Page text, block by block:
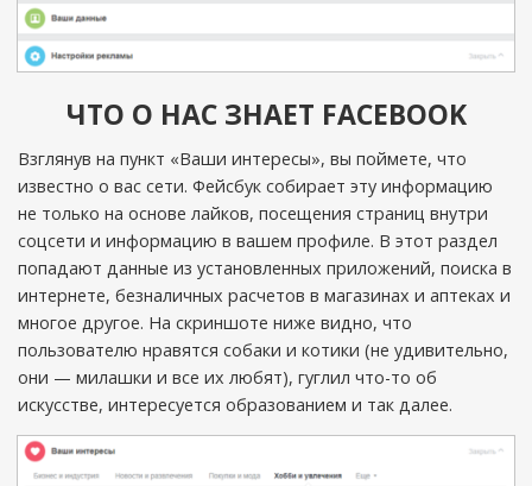
ЧТО О НАС ЗНАЕТ FACEBOOK
Взглянув на пункт «Ваши интересы», вы поймете, что
известно о вас сети. Фейсбук собирает эту информацию
не только на основе лайков, посещения страниц внутри
соцсети и информацию в вашем профиле. В этот раздел
попадают данные из установленных приложений, поиска в
интернете, безналичных расчетов в магазинах и аптеках и
многое другое. На скриншоте ниже видно, что
пользователю нравятся собаки и котики (не удивительно,
они — милашки и все их любят), гуглил что-то об
искусстве, интересуется образованием и так далее.